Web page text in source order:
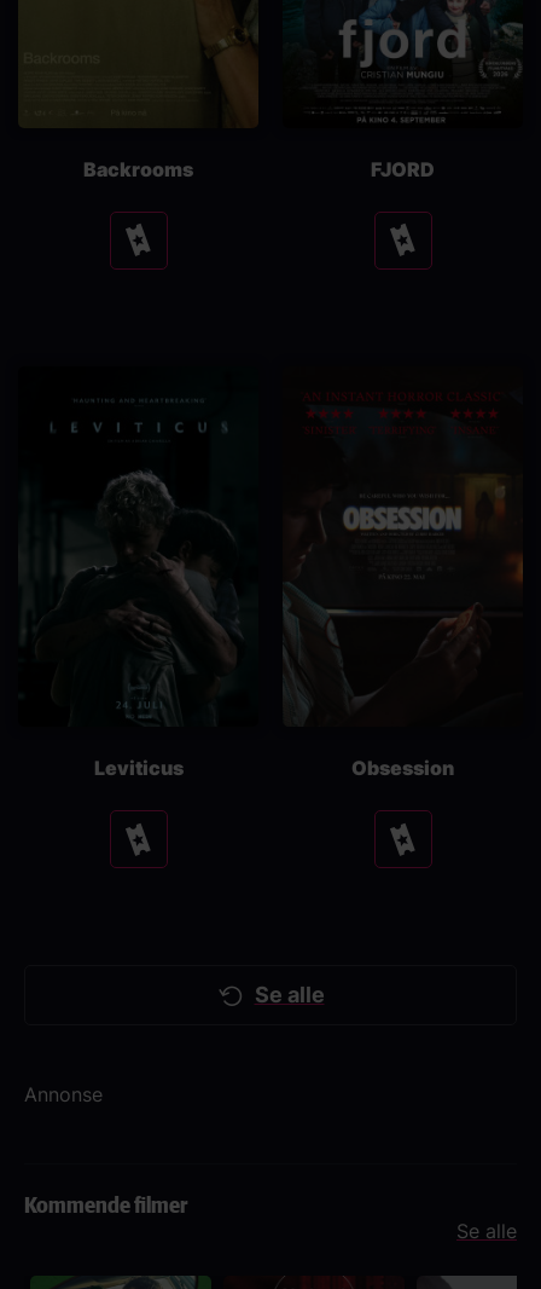
Backrooms
Se
tider
FJORD
Se
tider
Leviticus
Se
tider
Obsession
Se
tider
Se alle
Annonse
Se alle
Kommende filmer